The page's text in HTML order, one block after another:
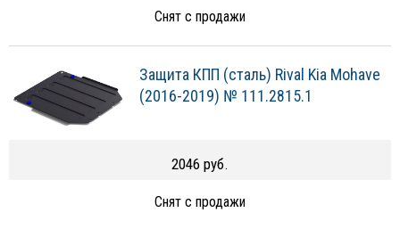
Снят с продажи
Защита КПП (сталь) Rival Kia Mohave
(2016-2019) № 111.2815.1
2046 руб.
Снят с продажи